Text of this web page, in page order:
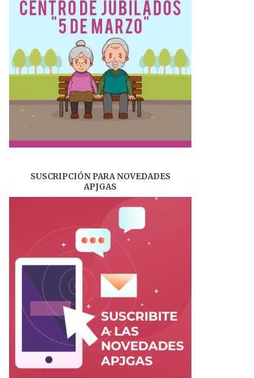
SUSCRIPCIÓN PARA NOVEDADES
APJGAS